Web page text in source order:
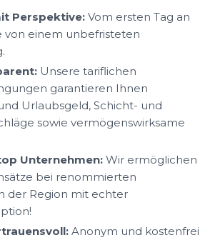
Perspektive: Vom ersten Tag an
von einem unbefristeten
Unsere tariflichen
garantieren Ihnen
Urlaubsgeld, Schicht- und
sowie vermögenswirksame
Unternehmen: Wir ermöglichen
bei renommierten
der Region mit echter
Anonym und kostenfrei